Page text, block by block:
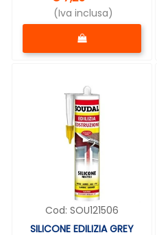
(Iva inclusa)
Quantità
Cod: SOU121506
SILICONE EDILIZIA GREY